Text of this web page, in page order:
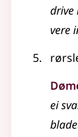
drive
vere
ei